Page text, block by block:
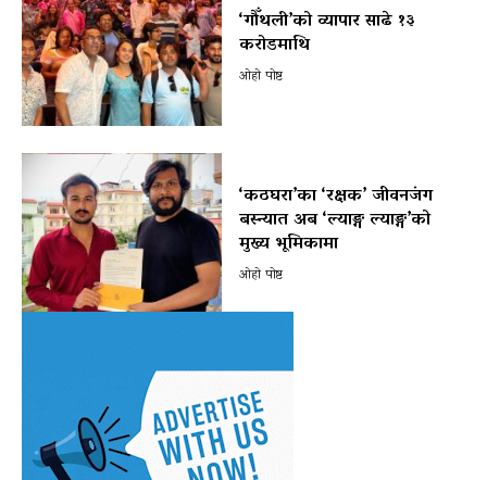
‘गौँथली’को व्यापार साढे १३
करोडमाथि
ओहो पोष्ट
‘कठघरा’का ‘रक्षक’ जीवनजंग
बस्न्यात अब ‘ल्याङ्ग ल्याङ्ग’को
मुख्य भूमिकामा
ओहो पोष्ट